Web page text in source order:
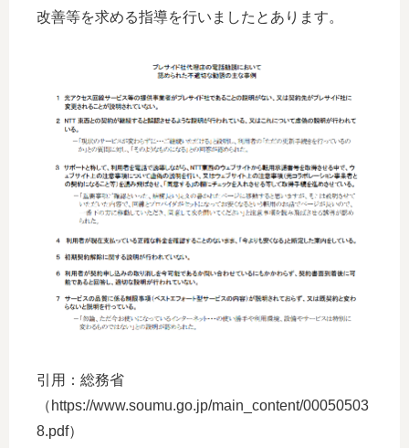
改善等を求める指導を行いましたとあります。
引用：総務省
（https://www.soumu.go.jp/main_content/00050503
8.pdf）